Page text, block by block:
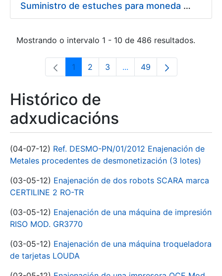
Suministro de estuches para moneda de 30 €
Mostrando o intervalo 1 - 10 de 486 resultados.
Páxina
1 Páxina
2 Páxina
3 ...Páxinas intermedias Use
Páxina
49
Histórico de
adxudicacións
(04-07-12) Ref. DESMO-PN/01/2012 Enajenación de
Metales procedentes de desmonetización (3 lotes)
(03-05-12) Enajenación de dos robots SCARA marca
CERTILINE 2 RO-TR
(03-05-12) Enajenación de una máquina de impresión
RISO MOD. GR3770
(03-05-12) Enajenación de una máquina troqueladora
de tarjetas LOUDA